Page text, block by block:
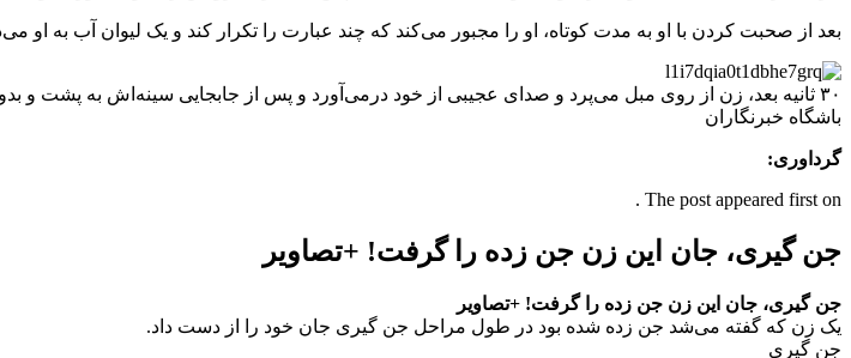
بعد از صحبت کردن با او به مدت کوتاه، او را مجبور می‌کند که چند عبارت را تکرار کند و یک لیوان آب به او
۳۰ ثانیه بعد، زن از روی مبل می‌پرد و صدای عجیبی از خود درمی‌آورد و پس از جابجایی سینه‌اش به پشت و بدون هیچ حسی و با چشمان باز روی زمین می‌افتد و تا آخر ویدیو از جای خود تکان نمی‌خورد.
باشگاه خبرنگاران
گرداوری:
The post appeared first on .
جن‌ گیری، جان این زن جن‌ زده را گرفت! +تصاویر
جن‌ گیری، جان این زن جن‌ زده را گرفت! +تصاویر
یک زن که گفته می‌شد جن زده شده بود در طول مراحل جن گیری جان خود را از دست داد.
جن‌ گیری